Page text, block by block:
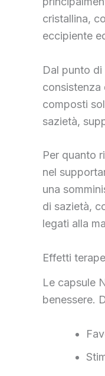
cristallina,
eccipiente
Dal punto
consistenza
composti
sazietà,
Per quanto
nel
una
di sazietà,
legati alla
Effetti
Le capsule
benessere.